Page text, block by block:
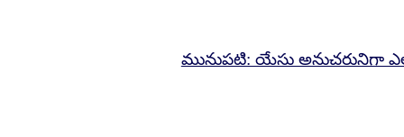
మునుపటి: యేసు అనుచరునిగా